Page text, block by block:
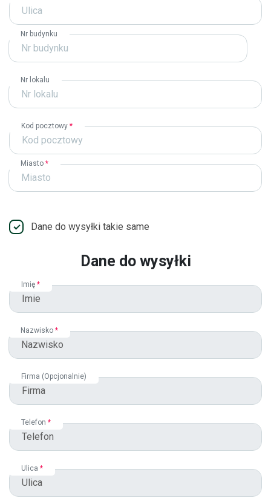
Nr budynku
Nr lokalu
Kod pocztowy *
Miasto *
Dane do wysyłki takie same
Dane do wysyłki
Imię *
Nazwisko *
Firma (Opcjonalnie)
Telefon *
Ulica *